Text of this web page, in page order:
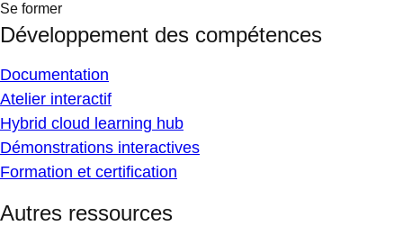
Se former
Développement des compétences
Documentation
Atelier interactif
Hybrid cloud learning hub
Démonstrations interactives
Formation et certification
Autres ressources